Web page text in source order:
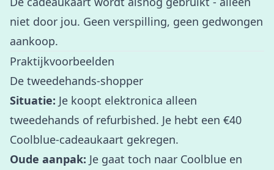
niet door jou. Geen verspilling, geen gedwongen
aankoop.
Praktijkvoorbeelden
De tweedehands-shopper
Situatie: Je koopt elektronica alleen
tweedehands of refurbished. Je hebt een €40
Coolblue-cadeaukaart gekregen.
Oude aanpak: Je gaat toch naar Coolblue en